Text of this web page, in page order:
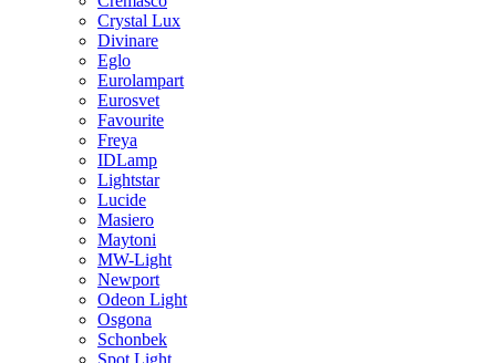
Crystal Lux
Divinare
Eglo
Eurolampart
Eurosvet
Favourite
Freya
IDLamp
Lightstar
Lucide
Masiero
Maytoni
MW-Light
Newport
Odeon Light
Osgona
Schonbek
Spot Light